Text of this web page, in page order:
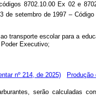
8702.10.00 Ex 02 e
de setembro de 1997 – Código
transporte escolar para a
Executivo;
nº 214, de 2025) Produção
serão calculadas